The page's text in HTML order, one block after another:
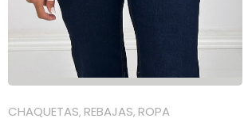
CHAQUETAS, REBAJAS, ROPA